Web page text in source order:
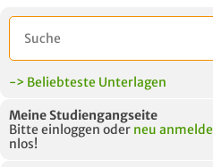
-> Beliebteste Unterlagen
Meine Studiengangseite
Bitte einloggen oder neu
nlos!